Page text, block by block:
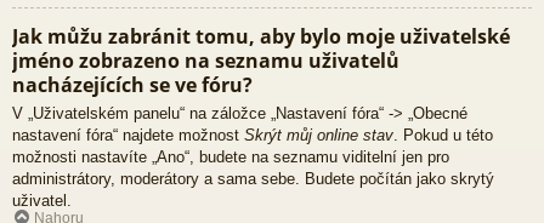
Jak můžu zabránit tomu, aby bylo moje uživatelské
jméno zobrazeno na seznamu uživatelů
nacházejících se ve fóru?
V „Uživatelském panelu“ na záložce „Nastavení fóra“ -> „Obecné
nastavení fóra“ najdete možnost Skrýt můj online stav. Pokud u této
možnosti nastavíte „Ano“, budete na seznamu viditelní jen pro
administrátory, moderátory a sama sebe. Budete počítán jako skrytý
uživatel.
Nahoru